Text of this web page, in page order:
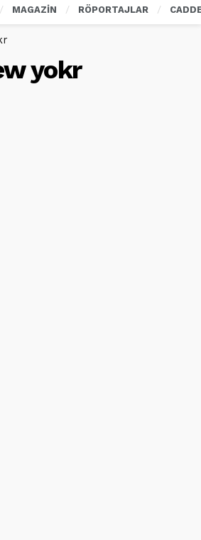
MAGAZİN RÖPORTAJLAR
yokr